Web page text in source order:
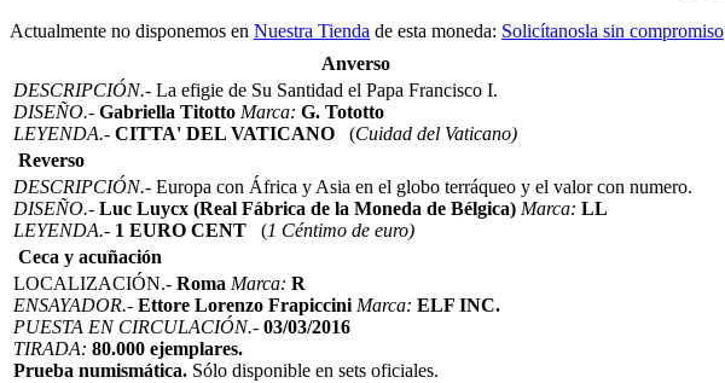
Actualmente no disponemos en Nuestra Tienda de esta moneda: Solicítanosla sin compromiso
Anverso
DESCRIPCIÓN.- La efigie de Su Santidad el Papa Francisco I.
DISEÑO.- Gabriella Titotto Marca: G. Tototto
LEYENDA.- CITTA' DEL VATICANO (Cuidad del Vaticano)
Reverso
DESCRIPCIÓN.- Europa con África y Asia en el globo terráqueo y el valor con numero.
DISEÑO.- Luc Luycx (Real Fábrica de la Moneda de Bélgica) Marca: LL
LEYENDA.- 1 EURO CENT (1 Céntimo de euro)
Ceca y acuñación
LOCALIZACIÓN.- Roma Marca: R
ENSAYADOR.- Ettore Lorenzo Frapiccini Marca: ELF INC.
PUESTA EN CIRCULACIÓN.- 03/03/2016
TIRADA: 80.000 ejemplares.
Prueba numismática. Sólo disponible en sets oficiales.